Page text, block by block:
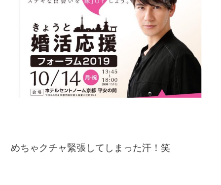
めちゃクチャ緊張してしまった汗！笑